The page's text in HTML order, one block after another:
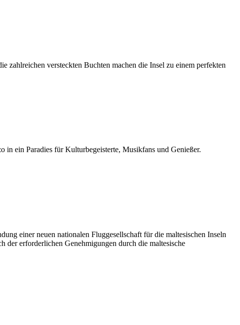
zahlreichen versteckten Buchten machen die Insel zu einem perfekten
in ein Paradies für Kulturbegeisterte, Musikfans und Genießer.
einer neuen nationalen Fluggesellschaft für die maltesischen Inseln
erforderlichen Genehmigungen durch die maltesische